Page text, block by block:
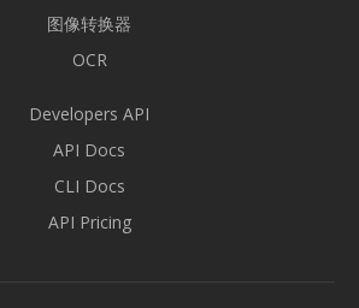
图像转换器
OCR
Developers API
API Docs
CLI Docs
API Pricing